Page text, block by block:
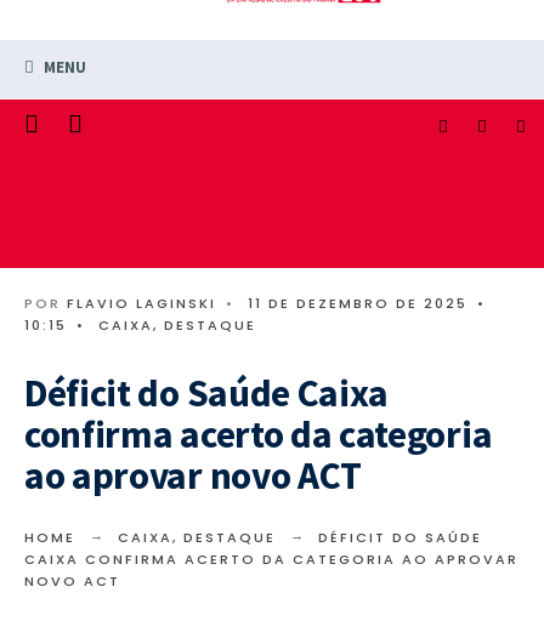
MENU
POR FLAVIO LAGINSKI • 11 DE DEZEMBRO DE 2025
•
10:15
• CAIXA, DESTAQUE
Déficit do Saúde Caixa
confirma acerto da categoria
ao aprovar novo ACT
HOME CAIXA, DESTAQUE
DÉFICIT DO SAÚDE
CAIXA CONFIRMA ACERTO DA CATEGORIA AO APROVAR
NOVO ACT